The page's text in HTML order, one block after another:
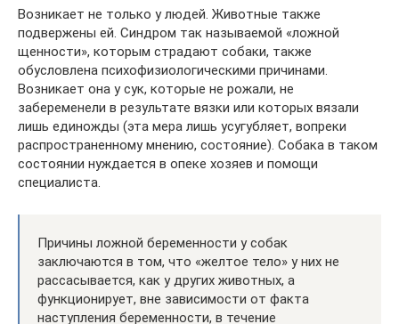
Возникает не только у людей. Животные также
подвержены ей. Синдром так называемой «ложной
щенности», которым страдают собаки, также
обусловлена психофизиологическими причинами.
Возникает она у сук, которые не рожали, не
забеременели в результате вязки или которых вязали
лишь единожды (эта мера лишь усугубляет, вопреки
распространенному мнению, состояние). Собака в таком
состоянии нуждается в опеке хозяев и помощи
специалиста.
Причины ложной беременности у собак
заключаются в том, что «желтое тело» у них не
рассасывается, как у других животных, а
функционирует, вне зависимости от факта
наступления беременности, в течение